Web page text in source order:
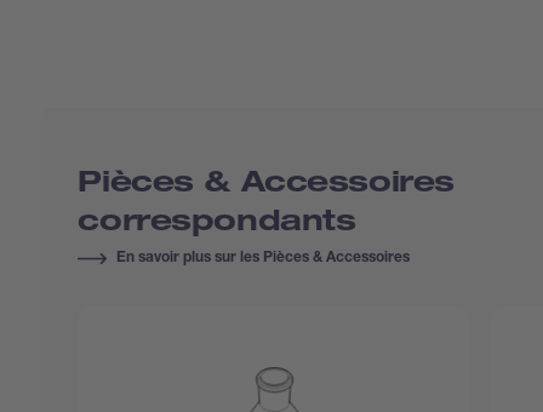
Pièces & Accessoires
correspondants
En savoir plus sur les Pièces & Accessoires